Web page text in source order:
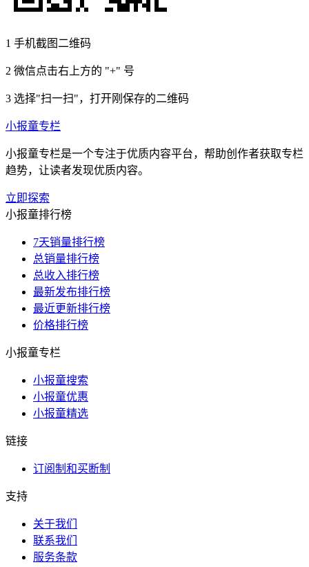
1 手机截图二维码
2 微信点击右上方的 "+" 号
3 选择"扫一扫"，打开刚保存的二维码
小报童专栏
小报童专栏是一个专注于优质内容平台，帮助创作者获取专栏
趋势，让读者发现优质内容。
立即探索
小报童排行榜
7天销量排行榜
总销量排行榜
总收入排行榜
最新发布排行榜
最近更新排行榜
价格排行榜
小报童专栏
小报童搜索
小报童优惠
小报童精选
链接
订阅制和买断制
支持
关于我们
联系我们
服务条款